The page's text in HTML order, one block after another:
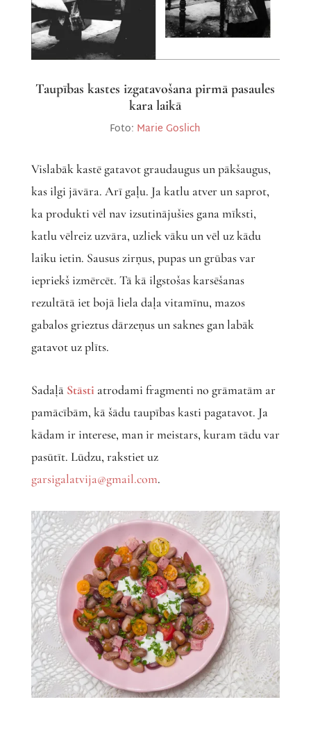
Taupības kastes izgatavošana pirmā pasaules
kara laikā
Foto: Marie Goslich
Vislabāk kastē gatavot graudaugus un pākšaugus,
kas ilgi jāvāra. Arī gaļu. Ja katlu atver un saprot,
ka produkti vēl nav izsutinājušies gana mīksti,
katlu vēlreiz uzvāra, uzliek vāku un vēl uz kādu
laiku ietin. Sausus zirņus, pupas un grūbas var
iepriekš izmērcēt. Tā kā ilgstošas karsēšanas
rezultātā iet bojā liela daļa vitamīnu, mazos
gabalos grieztus dārzeņus un saknes gan labāk
gatavot uz plīts.
Sadaļā Stāsti atrodami fragmenti no grāmatām ar
pamācībām, kā šādu taupības kasti pagatavot. Ja
kādam ir interese, man ir meistars, kuram tādu var
pasūtīt. Lūdzu, rakstiet uz
garsigalatvija@gmail.com.